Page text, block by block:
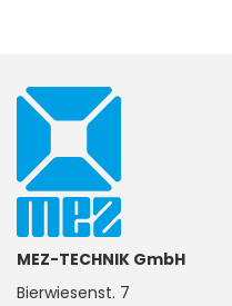
MEZ-TECHNIK GmbH
Bierwiesenst. 7